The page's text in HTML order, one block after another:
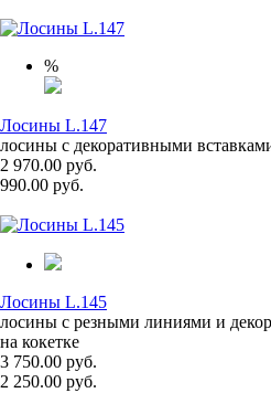
%
Лосины L.147
лосины с декоративными
2 970.00 руб.
990.00 руб.
Лосины L.145
лосины с резными линиями и
на кокетке
3 750.00 руб.
2 250.00 руб.